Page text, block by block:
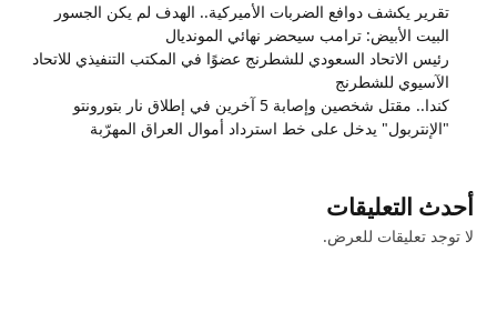
تقرير يكشف دوافع الضربات الأميركية.. الهدف لم يكن الجسور
البيت الأبيض: ترامب سيحضر نهائي المونديال
رئيس الاتحاد السعودي للشطرنج عضوًا في المكتب التنفيذي للاتحاد
الآسيوي للشطرنج
كندا.. مقتل شخصين وإصابة 5 آخرين في إطلاق نار بتورونتو
"الإنتربول" يدخل على خط استرداد أموال العراق المهرّبة
أحدث التعليقات
لا توجد تعليقات للعرض.